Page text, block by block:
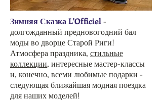
Зимняя Сказка L'Officiel-
долгожданный предновогодний бал
моды во дворце Старой Риги!
Атмосфера праздника, стильные
коллекции, интересные мастер-классы
и, конечно, всеми любимые подарки -
следующая ближайшая модная поездка
для наших моделей!